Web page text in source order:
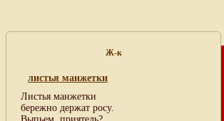
Ж-к
листья манжетки
Листья манжетки
бережно держат росу.